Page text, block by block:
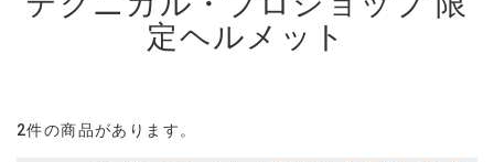
定ヘルメット
2件の商品があります。